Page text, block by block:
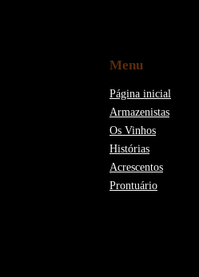
Menu
Página inicial
Armazenistas
Os Vinhos
Histórias
Acrescentos
Prontuário